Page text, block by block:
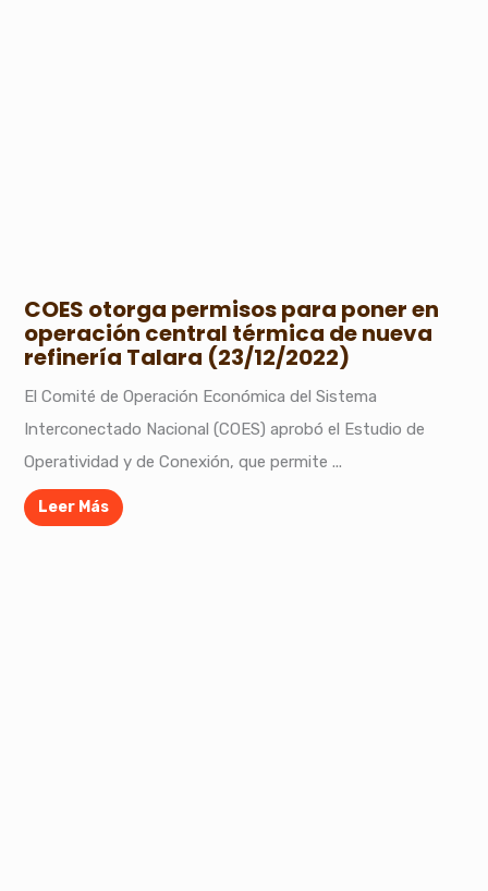
COES otorga permisos para poner en
operación central térmica de nueva
refinería Talara (23/12/2022)
El Comité de Operación Económica del Sistema
Interconectado Nacional (COES) aprobó el Estudio de
Operatividad y de Conexión, que permite ...
Leer Más